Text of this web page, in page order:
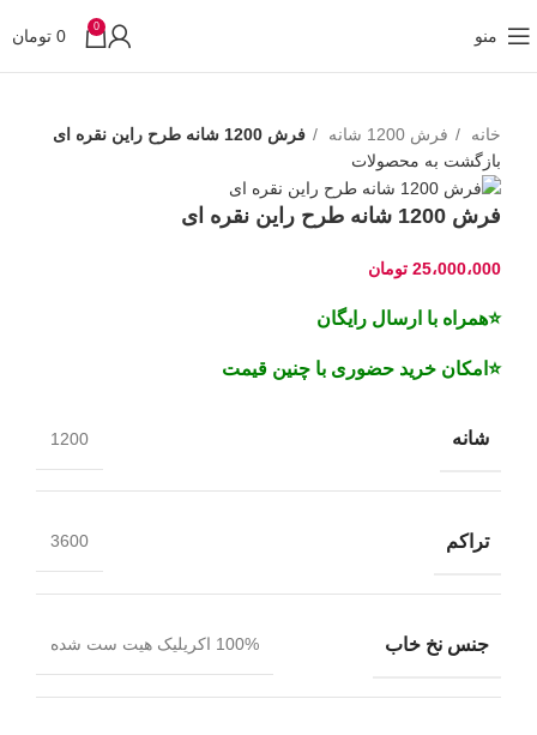
منو 0
0 تومان
خانه فرش 1200 شانه
فرش 1200 شانه طرح راین نقره ای
بازگشت به محصولات
فرش 1200 شانه طرح راین نقره ای
25،000،000 تومان
⭐همراه با ارسال رایگان
⭐امکان خرید حضوری با چنین قیمت
شانه 1200
تراکم 3600
جنس نخ خاب 100% اکریلیک هیت ست شده